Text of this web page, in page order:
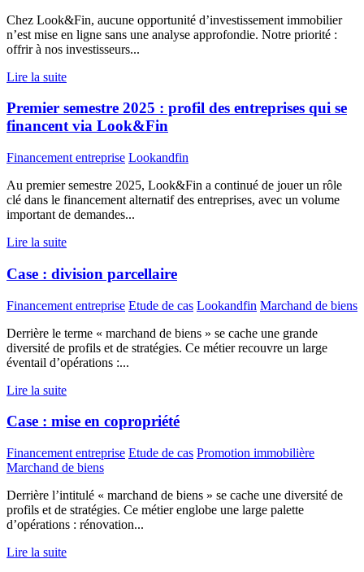
Chez Look&Fin, aucune opportunité d’investissement immobilier
n’est mise en ligne sans une analyse approfondie. Notre priorité :
offrir à nos investisseurs...
Lire la suite
Premier semestre 2025 : profil des entreprises qui se
financent via Look&Fin
Financement entreprise Lookandfin
Au premier semestre 2025, Look&Fin a continué de jouer un rôle
clé dans le financement alternatif des entreprises, avec un volume
important de demandes...
Lire la suite
Case : division parcellaire
Financement entreprise Etude de cas Lookandfin Marchand de biens
Derrière le terme « marchand de biens » se cache une grande
diversité de profils et de stratégies. Ce métier recouvre un large
éventail d’opérations :...
Lire la suite
Case : mise en copropriété
Financement entreprise Etude de cas Promotion immobilière
Marchand de biens
Derrière l’intitulé « marchand de biens » se cache une diversité de
profils et de stratégies. Ce métier englobe une large palette
d’opérations : rénovation...
Lire la suite